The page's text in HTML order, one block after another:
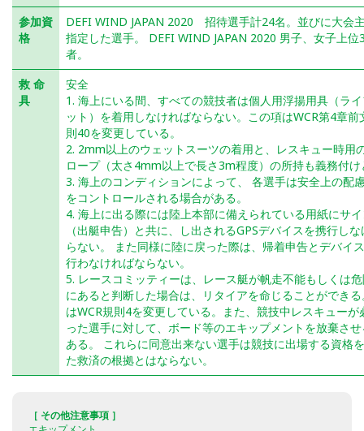
参加資
格
DEFI WIND JAPAN 2020 招待選手計24名。並びに大会
指定した選手。 DEFI WIND JAPAN 2020 男子、女子上位
者。
救 命
具
安全
1. 海上にいる間、すべての競技者は個人用浮揚用具（ラ
ット）を着用しなければならない。この項はWCR第4章前
則40を変更している。
2. 2mm以上のウェットスーツの着用と、レスキュー時用
ロープ（太さ4mm以上で長さ3m程度）の所持も義務付け
3. 海上のコンディションによって、 各選手は安全上の配
をコントロールされる場合がある。
4. 海上に出る際には陸上本部に備えられている用紙にサ
（出艇申告）と共に、し出されるGPSデバイスを携行し
らない。 また同様に陸に戻った際は、帰着申告とデバイ
行わなければならない。
5. レースコミッティーは、レース艇が帆走不能もしくは
にあると判断した場合は、リタイアを命じることができ
はWCR規則4を変更している。また、競技中レスキューが
った選手に対して、ボード等のエキップメントを放棄さ
ある。 これらに同意出来ない選手は競技に出場する資格
た救済の根拠とはならない。
［ その他注意事項 ］